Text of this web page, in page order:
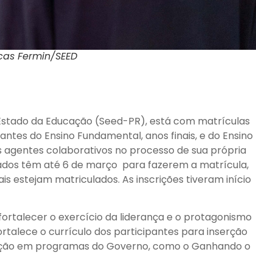
Fermin/SEED
da Educação (Seed-PR), está com matrículas
do Ensino Fundamental, anos finais, e do Ensino
colaborativos no processo de sua própria
têm até 6 de março para fazerem a matrícula,
estejam matriculados. As inscrições tiveram início
o exercício da liderança e o protagonismo
o currículo dos participantes para inserção
em programas do Governo, como o Ganhando o